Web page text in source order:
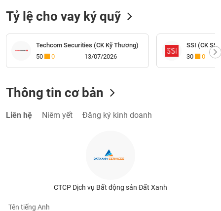
Tỷ lệ cho vay ký quỹ
Techcom Securities (CK Kỹ Thương)
50
0 13/07/2026
SSI (CK
30
0
Thông tin cơ bản
Liên hệ Niêm yết Đăng ký kinh doanh
CTCP Dịch vụ Bất động sản Đất Xanh
Tên tiếng Anh